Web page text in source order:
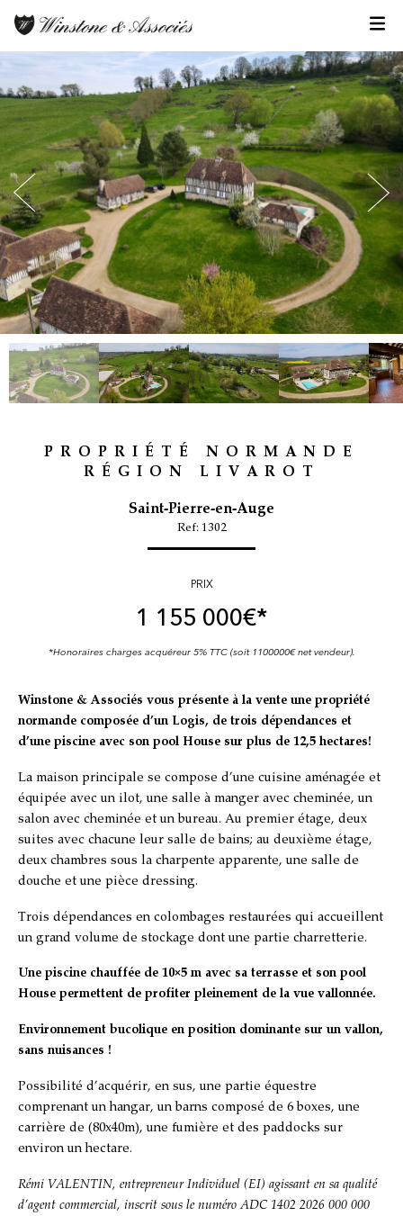
PROPRIÉTÉ NORMANDE
RÉGION LIVAROT
Saint-Pierre-en-Auge
Ref: 1302
PRIX
1 155 000€*
*Honoraires charges acquéreur 5% TTC (soit 1100000€ net vendeur).
Winstone & Associés vous présente à la vente une propriété
normande composée d’un Logis, de trois dépendances et
d’une piscine avec son pool House sur plus de 12,5 hectares!
La maison principale se compose d’une cuisine aménagée et
équipée avec un ilot, une salle à manger avec cheminée, un
salon avec cheminée et un bureau. Au premier étage, deux
suites avec chacune leur salle de bains; au deuxième étage,
deux chambres sous la charpente apparente, une salle de
douche et une pièce dressing.
Trois dépendances en colombages restaurées qui accueillent
un grand volume de stockage dont une partie charretterie.
Une piscine chauffée de 10×5 m avec sa terrasse et son pool
House permettent de profiter pleinement de la vue vallonnée.
Environnement bucolique en position dominante sur un vallon,
sans nuisances !
Possibilité d’acquérir, en sus, une partie équestre
comprenant un hangar, un barns composé de 6 boxes, une
carrière de (80x40m), une fumière et des paddocks sur
environ un hectare.
Rémi VALENTIN, entrepreneur Individuel (EI) agissant en sa qualité
d’agent commercial, inscrit sous le numéro ADC 1402 2026 000 000